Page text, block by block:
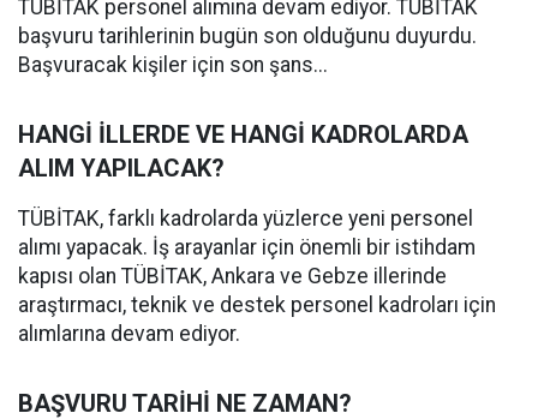
TUBİTAK personel alımına devam ediyor. TUBİTAK
başvuru tarihlerinin bugün son olduğunu duyurdu.
Başvuracak kişiler için son şans...
HANGİ İLLERDE VE HANGİ KADROLARDA
ALIM YAPILACAK?
TÜBİTAK, farklı kadrolarda yüzlerce yeni personel
alımı yapacak. İş arayanlar için önemli bir istihdam
kapısı olan TÜBİTAK, Ankara ve Gebze illerinde
araştırmacı, teknik ve destek personel kadroları için
alımlarına devam ediyor.
BAŞVURU TARİHİ NE ZAMAN?